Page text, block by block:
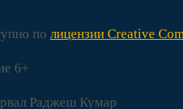
по лицензии Creative
6+
Раджеш Кумар